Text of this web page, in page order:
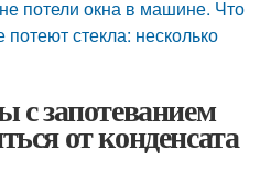
потели окна в машине. Что
стекла: несколько
с запотеванием
от конденсата